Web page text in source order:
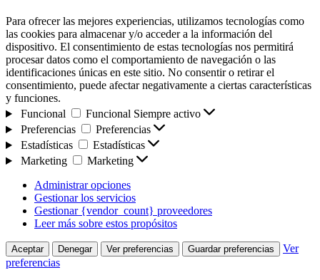
Para ofrecer las mejores experiencias, utilizamos tecnologías como
las cookies para almacenar y/o acceder a la información del
dispositivo. El consentimiento de estas tecnologías nos permitirá
procesar datos como el comportamiento de navegación o las
identificaciones únicas en este sitio. No consentir o retirar el
consentimiento, puede afectar negativamente a ciertas características
y funciones.
Funcional
Funcional Siempre activo
Preferencias
Preferencias
Estadísticas
Estadísticas
Marketing
Marketing
Administrar opciones
Gestionar los servicios
Gestionar {vendor_count} proveedores
Leer más sobre estos propósitos
Aceptar Denegar Ver preferencias Guardar preferencias
Ver
preferencias